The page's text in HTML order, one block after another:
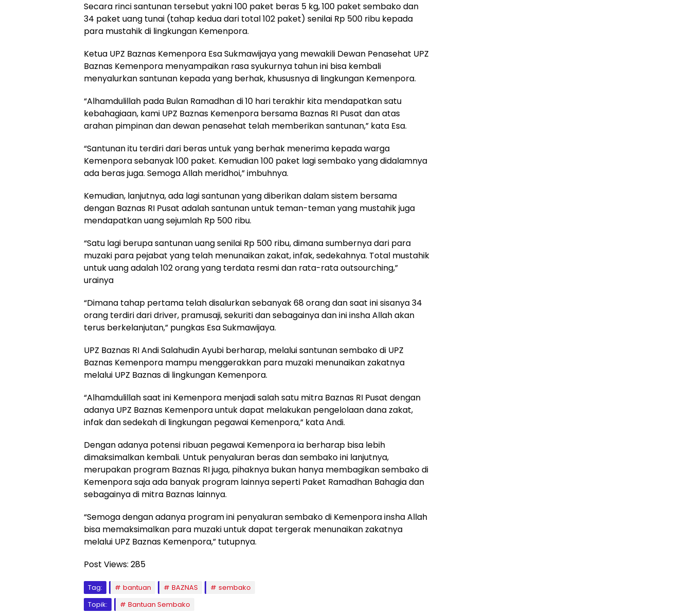
Secara rinci santunan tersebut yakni 100 paket beras 5 kg, 100 paket sembako dan
34 paket uang tunai (tahap kedua dari total 102 paket) senilai Rp 500 ribu kepada
para mustahik di lingkungan Kemenpora.
Ketua UPZ Baznas Kemenpora Esa Sukmawijaya yang mewakili Dewan Penasehat UPZ
Baznas Kemenpora menyampaikan rasa syukurnya tahun ini bisa kembali
menyalurkan santunan kepada yang berhak, khususnya di lingkungan Kemenpora.
“Alhamdulillah pada Bulan Ramadhan di 10 hari terakhir kita mendapatkan satu
kebahagiaan, kami UPZ Baznas Kemenpora bersama Baznas RI Pusat dan atas
arahan pimpinan dan dewan penasehat telah memberikan santunan,” kata Esa.
“Santunan itu terdiri dari beras untuk yang berhak menerima kepada warga
Kemenpora sebanyak 100 paket. Kemudian 100 paket lagi sembako yang didalamnya
ada beras juga. Semoga Allah meridhoi,” imbuhnya.
Kemudian, lanjutnya, ada lagi santunan yang diberikan dalam sistem bersama
dengan Baznas RI Pusat adalah santunan untuk teman-teman yang mustahik juga
mendapatkan uang sejumlah Rp 500 ribu.
“Satu lagi berupa santunan uang senilai Rp 500 ribu, dimana sumbernya dari para
muzaki para pejabat yang telah menunaikan zakat, infak, sedekahnya. Total mustahik
untuk uang adalah 102 orang yang terdata resmi dan rata-rata outsourching,”
urainya
“Dimana tahap pertama telah disalurkan sebanyak 68 orang dan saat ini sisanya 34
orang terdiri dari driver, pramusaji, sekuriti dan sebagainya dan ini insha Allah akan
terus berkelanjutan,” pungkas Esa Sukmawijaya.
UPZ Baznas RI Andi Salahudin Ayubi berharap, melalui santunan sembako di UPZ
Baznas Kemenpora mampu menggerakkan para muzaki menunaikan zakatnya
melalui UPZ Baznas di lingkungan Kemenpora.
“Alhamdulillah saat ini Kemenpora menjadi salah satu mitra Baznas RI Pusat dengan
adanya UPZ Baznas Kemenpora untuk dapat melakukan pengelolaan dana zakat,
infak dan sedekah di lingkungan pegawai Kemenpora,” kata Andi.
Dengan adanya potensi ribuan pegawai Kemenpora ia berharap bisa lebih
dimaksimalkan kembali. Untuk penyaluran beras dan sembako ini lanjutnya,
merupakan program Baznas RI juga, pihaknya bukan hanya membagikan sembako di
Kemenpora saja ada banyak program lainnya seperti Paket Ramadhan Bahagia dan
sebagainya di mitra Baznas lainnya.
“Semoga dengan adanya program ini penyaluran sembako di Kemenpora insha Allah
bisa memaksimalkan para muzaki untuk dapat tergerak menunaikan zakatnya
melalui UPZ Baznas Kemenpora,” tutupnya.
Post Views: 285
Tag: bantuan BAZNAS
sembako
Topik:
Bantuan Sembako